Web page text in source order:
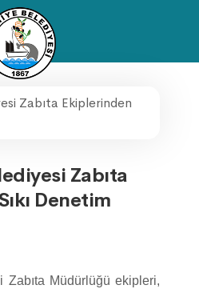
Zabıta
Denetim
Zabıta Müdürlüğü ekipleri,